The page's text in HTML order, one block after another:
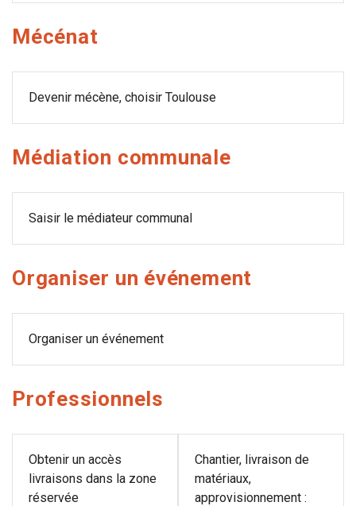
Mécénat
Devenir mécène, choisir Toulouse
Médiation communale
Saisir le médiateur communal
Organiser un événement
Organiser un événement
Professionnels
Obtenir un accès
livraisons dans la zone
réservée
Chantier, livraison de
matériaux,
approvisionnement :